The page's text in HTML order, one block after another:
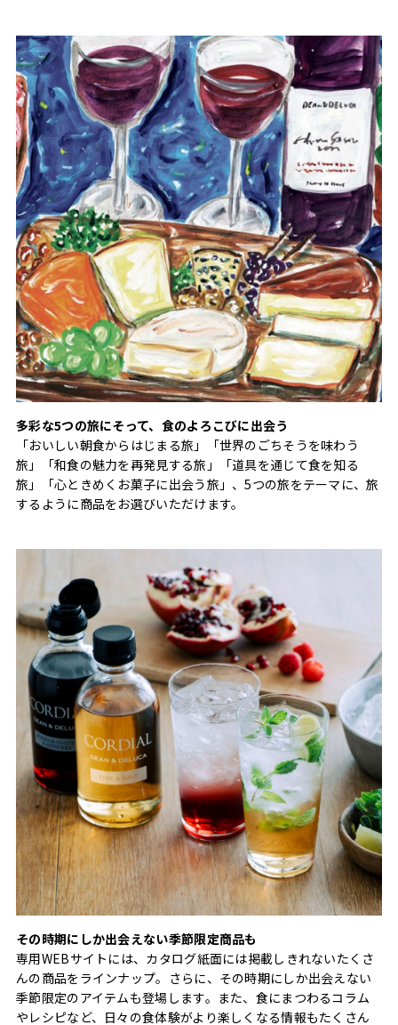
多彩な5つの旅にそって、食のよろこびに出会う
「おいしい朝食からはじまる旅」「世界のごちそうを味わう
旅」「和食の魅力を再発見する旅」「道具を通じて食を知る
旅」「心ときめくお菓子に出会う旅」、5つの旅をテーマに、旅
するように商品をお選びいただけます。
その時期にしか出会えない季節限定商品も
専用WEBサイトには、カタログ紙面には掲載しきれないたくさ
んの商品をラインナップ。さらに、その時期にしか出会えない
季節限定のアイテムも登場します。また、食にまつわるコラム
やレシピなど、日々の食体験がより楽しくなる情報もたくさん